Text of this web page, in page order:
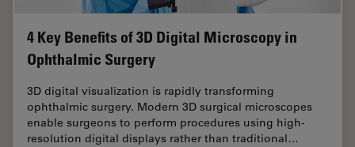
4 Key Benefits of 3D Digital Microscopy in
Ophthalmic Surgery
3D digital visualization is rapidly transforming
ophthalmic surgery. Modern 3D surgical microscopes
enable surgeons to perform procedures using high-
resolution digital displays rather than traditional…